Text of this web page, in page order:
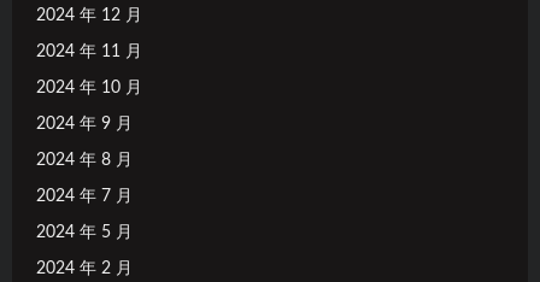
2024 年 12 月
2024 年 11 月
2024 年 10 月
2024 年 9 月
2024 年 8 月
2024 年 7 月
2024 年 5 月
2024 年 2 月